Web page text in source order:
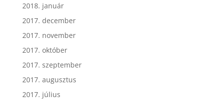
2018. január
2017. december
2017. november
2017. október
2017. szeptember
2017. augusztus
2017. július